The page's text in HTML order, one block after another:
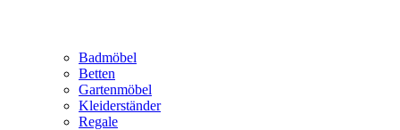
Badmöbel
Betten
Gartenmöbel
Kleiderständer
Regale